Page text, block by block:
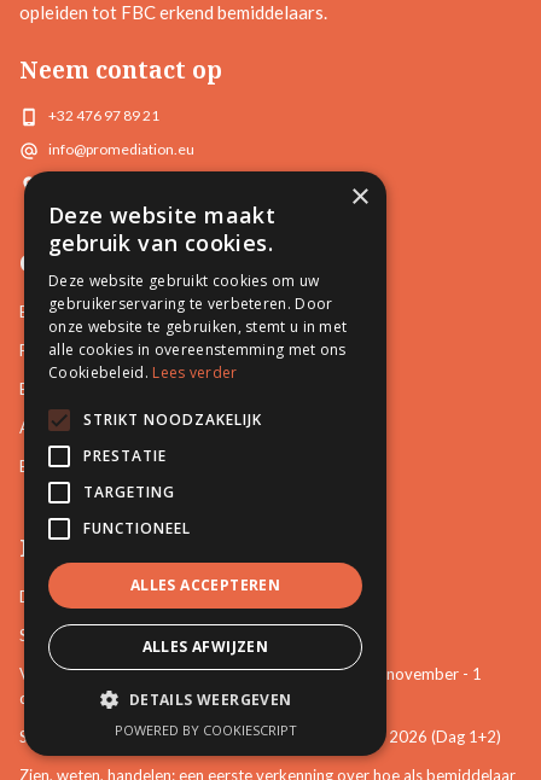
opleiden tot FBC erkend bemiddelaars.
Neem contact op
+32 476 97 89 21
info@promediation.eu
Opleidingen
Basisopleidingen
Familiale Bemiddeling
Burgerlijke en Handelszaken
Arbeidsrelaties en Sociale zaken
Bemiddeling in Bestuurszaken
Permanente vorming
De startbasis als erkend bemiddelaar (online)
Starten als bemiddelaar na mijn opleiding
Vertrouwenspersoon van de stem van het kind - 30-november - 1
december 2026 (Dag 3+4)
Stem van het kind en mattenspel - 18+19 november 2026 (Dag 1+2)
Zien, weten, handelen: een eerste verkenning over hoe als bemiddelaar
×
Deze website maakt
gebruik van cookies.
Deze website gebruikt cookies om uw
gebruikerservaring te verbeteren. Door
onze website te gebruiken, stemt u in met
alle cookies in overeenstemming met ons
Cookiebeleid. Lees verder
STRIKT NOODZAKELIJK
PRESTATIE
TARGETING
FUNCTIONEEL
ALLES ACCEPTEREN
ALLES AFWIJZEN
DETAILS WEERGEVEN
POWERED BY COOKIESCRIPT